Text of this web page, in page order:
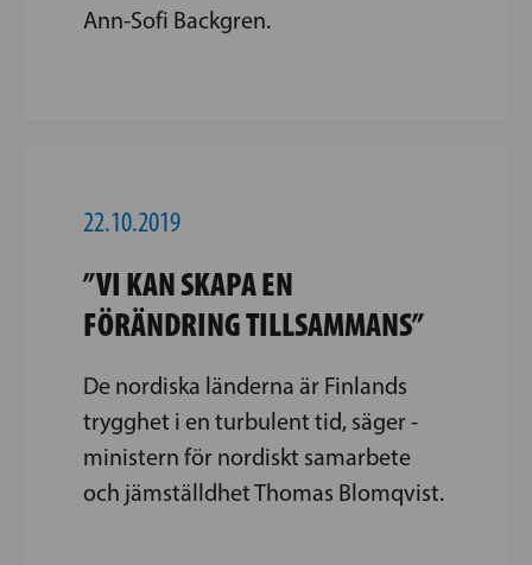
Ann-Sofi Backgren.
22.10.2019
”VI KAN SKAPA EN
FÖRÄNDRING TILLSAMMANS”
De nordiska ­länderna är ­Finlands
trygghet i en ­turbulent tid, ­säger ­
ministern för nordiskt ­samarbete
och jämställdhet Thomas Blomqvist.